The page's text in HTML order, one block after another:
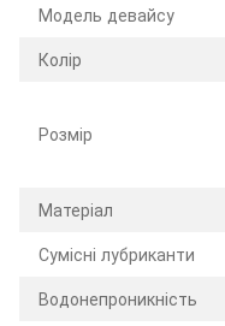
Модель девайсу
Колір
Розмір
Матеріал
Сумісні лубриканти
Водонепроникність